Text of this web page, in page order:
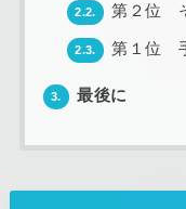
2.2. 第２位
2.3. 第１位
3. 最後に